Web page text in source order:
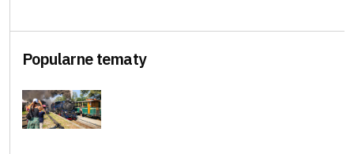
Popularne tematy